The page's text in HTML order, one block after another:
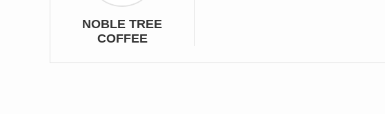
NOBLE TREE
COFFEE